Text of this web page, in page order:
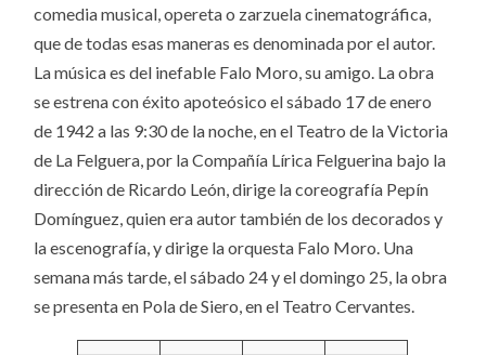
comedia musical, opereta o zarzuela cinematográfica,
que de todas esas maneras es denominada por el autor.
La música es del inefable Falo Moro, su amigo. La obra
se estrena con éxito apoteósico el sábado 17 de enero
de 1942 a las 9:30 de la noche, en el Teatro de la Victoria
de La Felguera, por la Compañía Lírica Felguerina bajo la
dirección de Ricardo León, dirige la coreografía Pepín
Domínguez, quien era autor también de los decorados y
la escenografía, y dirige la orquesta Falo Moro. Una
semana más tarde, el sábado 24 y el domingo 25, la obra
se presenta en Pola de Siero, en el Teatro Cervantes.